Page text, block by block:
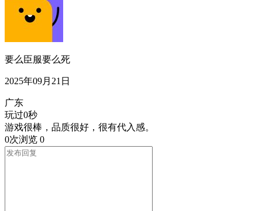
要么臣服要么死
2025年09月21日
广东
玩过0秒
游戏很棒，品质很好，很有代入感。
0次浏览 0